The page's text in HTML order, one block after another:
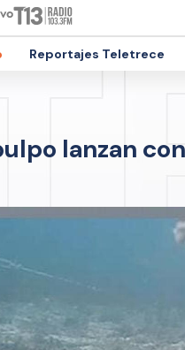
Reportajes Teletrece
lanzan